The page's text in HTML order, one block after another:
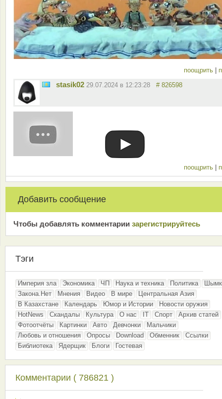
поощрить |
stasik02 29.07.2024 в 12:23:28 # 826598
поощрить |
Добавить сообщение
Чтобы добавлять комментарии зарeгиcтрирyйтeсь
Тэги
Империя зла Экономика ЧП Наука и техника Политика
Закона.Нет
Мнения Видео В мире
Центральная Азия
В Казахстане
Календарь Юмор и Истории
Новости оружия
HotNews
Скандалы Культура О нас IT Спорт
Архив статей
Фотоотчёты
Картинки Авто Девчонки
Мальчики
Любовь и отношения
Опросы Download Обменник
Ссылки
Библиотека
Ядерщик Блоги Гостевая
Комментарии ( 786821 )